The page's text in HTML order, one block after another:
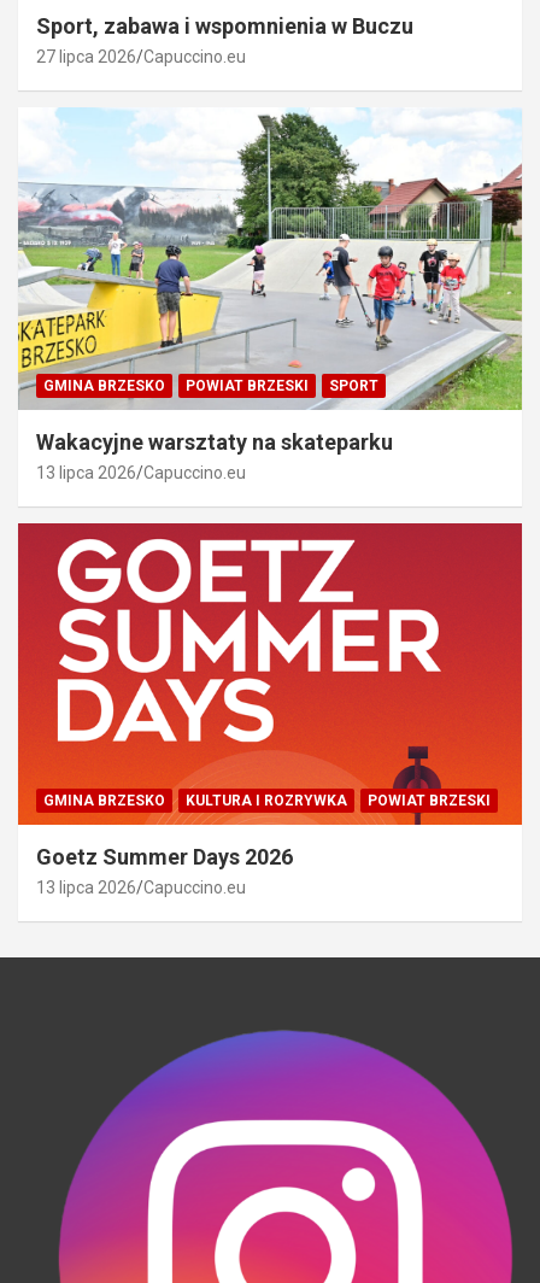
Sport, zabawa i wspomnienia w Buczu
27 lipca 2026 Capuccino.eu
GMINA BRZESKO POWIAT BRZESKI SPORT
Wakacyjne warsztaty na skateparku
13 lipca 2026 Capuccino.eu
GMINA BRZESKO KULTURA I ROZRYWKA POWIAT BRZESKI
Goetz Summer Days 2026
13 lipca 2026 Capuccino.eu